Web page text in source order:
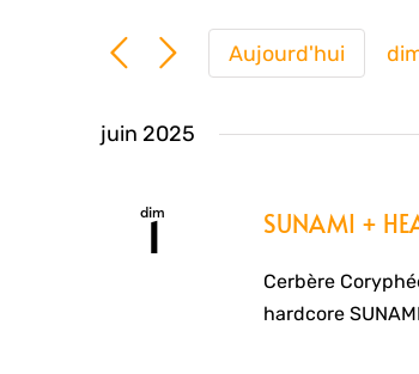
Aujourd'hui
juin 2025
dim
1 SUNAMI +
Cerbère
hardcore